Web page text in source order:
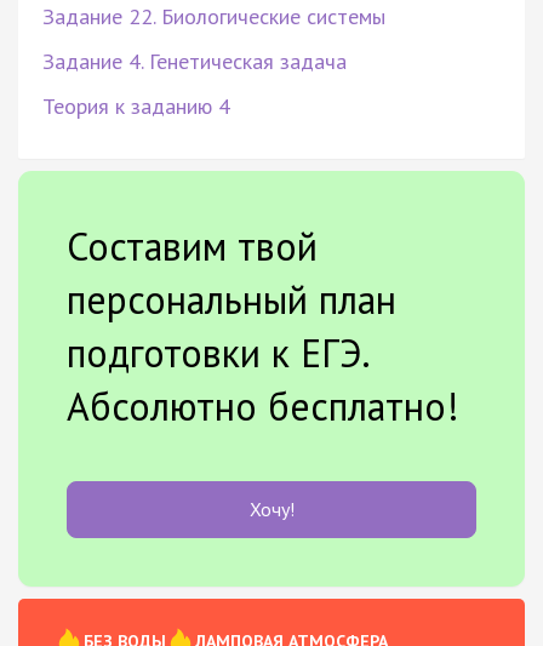
Задание 22. Биологические системы
Задание 4. Генетическая задача
Теория к заданию 4
Составим твой
персональный план
подготовки к ЕГЭ.
Абсолютно бесплатно!
Хочу!
БЕЗ ВОДЫ ЛАМПОВАЯ АТМОСФЕРА